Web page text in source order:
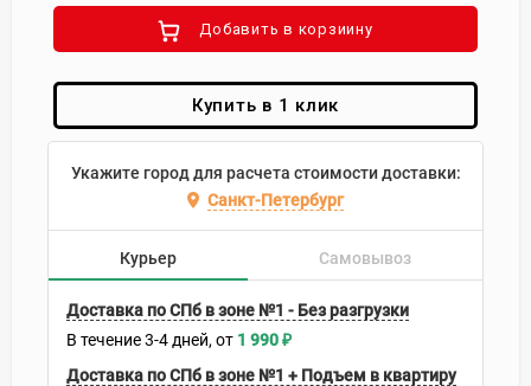
Добавить в корзиину
Купить в 1 клик
Укажите город для расчета стоимости доставки:
Санкт-Петербург
Курьер Самовывоз
Доставка по СПб в зоне №1 - Без разгрузки
В течение3-4 дней 1 990₽
Доставка по СПб в зоне №1 + Подъем в квартиру